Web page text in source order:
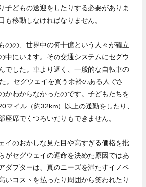
子どもの送迎をしたりする必要がありま
も移動しなければなりません。
のの、世界中の何十億という人々が確立
中にいます。その交通システムにセグウ
でした。車より遅く、一般的な自転車の
。セグウェイを買う余裕のある人でさ
かわからなかったのです。子どもたちを
マイル（約32km）以上の通勤をしたり、
座席でくつろいだりもできません。
イのおかしな見た目や高すぎる価格を批
がセグウェイの運命を決めた原因ではあ
ダプターは、真のニーズを満たすイノベ
いコストを払ったり周囲から笑われたり